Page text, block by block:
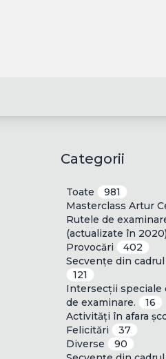
Categorii
Toate
981
Masterclass Artur
Rutele de
(actualizate în 2020)
Provocări
402
Secvențe din
121
Intersecții speciale
de examinare.
16
Activități în afara
Felicitări
37
Diverse
90